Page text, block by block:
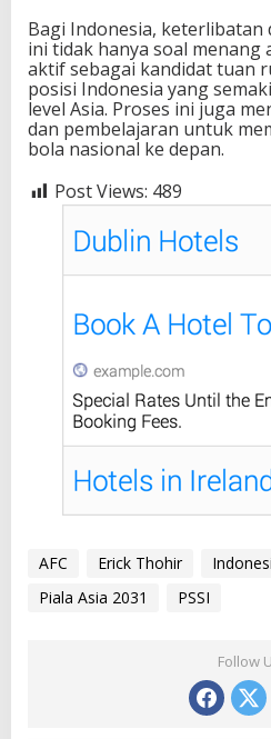
Bagi Indonesia, keterlibatan
ini tidak hanya soal menang
aktif sebagai kandidat tuan
posisi Indonesia yang
level Asia. Proses ini juga
dan pembelajaran untuk
bola nasional ke depan.
Post Views: 489
AFC Erick Thohir
Piala Asia 2031
PSSI
Follow